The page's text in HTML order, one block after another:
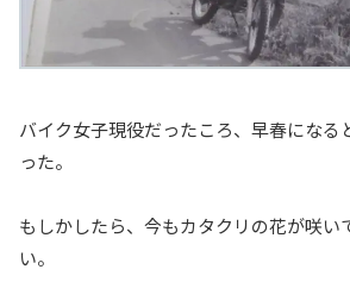
バイク女子現役だったころ、早春になる
った。
もしかしたら、今もカタクリの花が咲い
い。